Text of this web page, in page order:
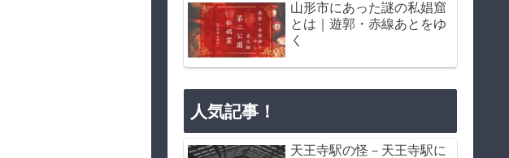
山形市にあった謎の私娼窟
とは｜遊郭・赤線あとをゆ
く
人気記事！
天王寺駅の怪－天王寺駅に